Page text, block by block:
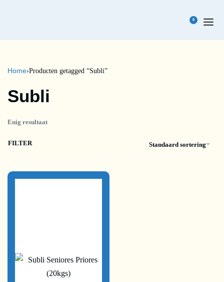
0
Home›Producten getagged “Subli”
Subli
Enig resultaat
Standaard sortering
FILTER